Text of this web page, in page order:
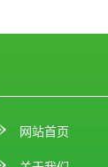
网站首页